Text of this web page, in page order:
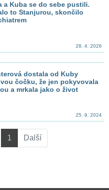
a Kuba se do sebe pustili.
to Stanjurou, skončilo
28. 4. 2026
dostala od Kuby
čočku, že jen pokyvovala
a mrkala jako o život
25. 9. 2024
1 Další